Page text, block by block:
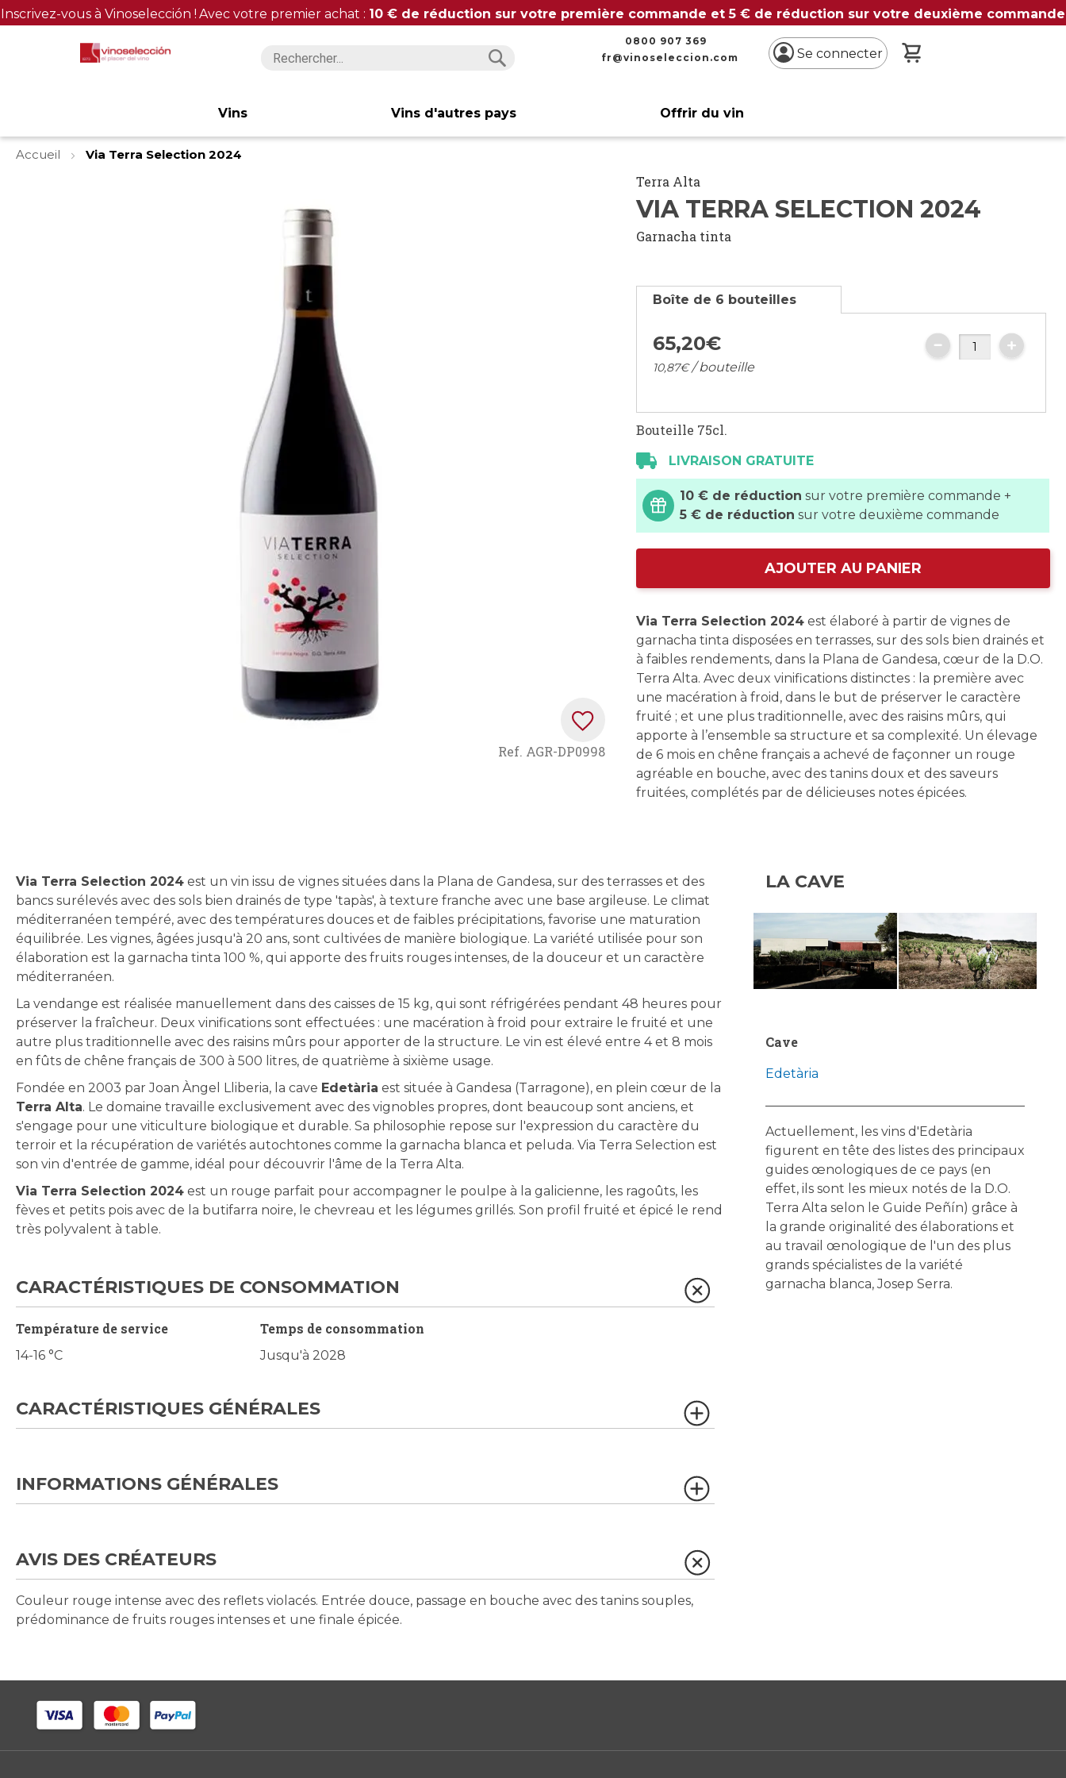
Inscrivez-vous à Vinoselección ! Avec votre premier achat : 10 € de réduction sur votre première commande et 5 € de réduction sur votre deuxième commande
0800 907 369
fr@vinoseleccion.com
Se connecter
Vins Vins d'autres pays Offrir du vin
Accueil
Via Terra Selection 2024
images
gallery
Ref. AGR-DP0998
Terra Alta
VIA TERRA SELECTION 2024
Garnacha tinta
Boîte de 6 bouteilles
65,20€
10,87€/ bouteille
Bouteille 75cl.
LIVRAISON GRATUITE
10 € de réduction sur votre première commande +
5 € de réduction sur votre deuxième commande
AJOUTER AU PANIER
Via Terra Selection 2024 est élaboré à partir de vignes de
garnacha tinta disposées en terrasses, sur des sols bien drainés et
à faibles rendements, dans la Plana de Gandesa, cœur de la D.O.
Terra Alta. Avec deux vinifications distinctes : la première avec
une macération à froid, dans le but de préserver le caractère
fruité ; et une plus traditionnelle, avec des raisins mûrs, qui
apporte à l’ensemble sa structure et sa complexité. Un élevage
de 6 mois en chêne français a achevé de façonner un rouge
agréable en bouche, avec des tanins doux et des saveurs
fruitées, complétés par de délicieuses notes épicées.
Via Terra Selection 2024 est un vin issu de vignes situées dans la Plana de Gandesa, sur des terrasses et des
bancs surélevés avec des sols bien drainés de type 'tapàs', à texture franche avec une base argileuse. Le climat
méditerranéen tempéré, avec des températures douces et de faibles précipitations, favorise une maturation
équilibrée. Les vignes, âgées jusqu'à 20 ans, sont cultivées de manière biologique. La variété utilisée pour son
élaboration est la garnacha tinta 100 %, qui apporte des fruits rouges intenses, de la douceur et un caractère
méditerranéen.
La vendange est réalisée manuellement dans des caisses de 15 kg, qui sont réfrigérées pendant 48 heures pour
préserver la fraîcheur. Deux vinifications sont effectuées : une macération à froid pour extraire le fruité et une
autre plus traditionnelle avec des raisins mûrs pour apporter de la structure. Le vin est élevé entre 4 et 8 mois
en fûts de chêne français de 300 à 500 litres, de quatrième à sixième usage.
Fondée en 2003 par Joan Àngel Lliberia, la cave Edetària est située à Gandesa (Tarragone), en plein cœur de la
Terra Alta. Le domaine travaille exclusivement avec des vignobles propres, dont beaucoup sont anciens, et
s'engage pour une viticulture biologique et durable. Sa philosophie repose sur l'expression du caractère du
terroir et la récupération de variétés autochtones comme la garnacha blanca et peluda. Via Terra Selection est
son vin d'entrée de gamme, idéal pour découvrir l'âme de la Terra Alta.
Via Terra Selection 2024 est un rouge parfait pour accompagner le poulpe à la galicienne, les ragoûts, les
fèves et petits pois avec de la butifarra noire, le chevreau et les légumes grillés. Son profil fruité et épicé le rend
très polyvalent à table.
CARACTÉRISTIQUES DE CONSOMMATION
Température de service
14-16 °C
Temps de consommation
Jusqu'à 2028
CARACTÉRISTIQUES GÉNÉRALES
INFORMATIONS GÉNÉRALES
AVIS DES CRÉATEURS
Couleur rouge intense avec des reflets violacés. Entrée douce, passage en bouche avec des tanins souples,
prédominance de fruits rouges intenses et une finale épicée.
LA CAVE
Cave
Edetària
Actuellement, les vins d'Edetària
figurent en tête des listes des principaux
guides œnologiques de ce pays (en
effet, ils sont les mieux notés de la D.O.
Terra Alta selon le Guide Peñín) grâce à
la grande originalité des élaborations et
au travail œnologique de l'un des plus
grands spécialistes de la variété
garnacha blanca, Josep Serra.